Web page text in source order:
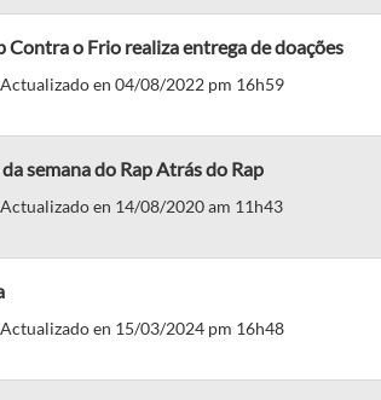
Contra o Frio realiza entrega de doações
en 04/08/2022 pm 16h59
semana do Rap Atrás do Rap
en 14/08/2020 am 11h43
en 15/03/2024 pm 16h48